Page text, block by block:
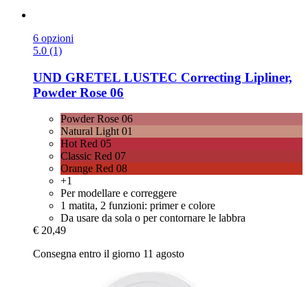
6 opzioni
5.0 (1)
UND GRETEL LUSTEC Correcting Lipliner,
Powder Rose 06
Powder Rose 06
Natural Light 01
Hot Red 05
Classic Red 07
Orange Red 08
+1
Per modellare e correggere
1 matita, 2 funzioni: primer e colore
Da usare da sola o per contornare le labbra
€ 20,49
Consegna entro il giorno 11 agosto